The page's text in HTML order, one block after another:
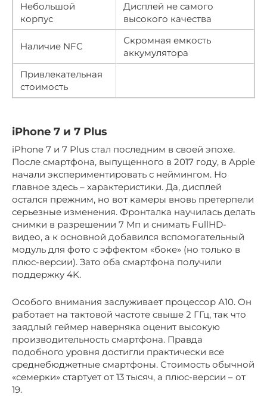
Небольшой
корпус
Дисплей не самого
высокого качества
Наличие NFC
Скромная емкость
аккумулятора
Привлекательная
стоимость
iPhone 7 и 7 Plus
iPhone 7 и 7 Plus стал последним в своей эпохе.
После смартфона, выпущенного в 2017 году, в Apple
начали экспериментировать с неймингом. Но
главное здесь – характеристики. Да, дисплей
остался прежним, но вот камеры вновь претерпели
серьезные изменения. Фронталка научилась делать
снимки в разрешении 7 Мп и снимать FullHD-
видео, а к основной добавился вспомогательный
модуль для фото с эффектом «боке» (но только в
плюс-версии). Зато оба смартфона получили
поддержку 4K.
Особого внимания заслуживает процессор А10. Он
работает на тактовой частоте свыше 2 ГГц, так что
заядлый геймер наверняка оценит высокую
производительность смартфона. Правда
подобного уровня достигли практически все
среднебюджетные смартфоны. Стоимость обычной
«семерки» стартует от 13 тысяч, а плюс-версии – от
19.